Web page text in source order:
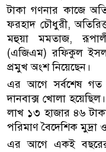
টাকা গণনার কাজে
ফরহাদ চৌধুরী,
মহুয়া মমতাজ,
(এজিএম) রফিকুল
প্রমুখ অংশ নিয়েছেন।
এর আগে সর্বশেষ গত
দানবাক্স খোলা
লাখ ১৩ হাজার ৪৬
পরিমাণ বৈদেশিক মুদ্রা ও
এর আগে একই বছরের